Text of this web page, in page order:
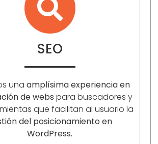
SEO
unaamplísima experiencia en
de webs para buscadores y
que facilitan al usuario la
del posicionamiento en
WordPress.